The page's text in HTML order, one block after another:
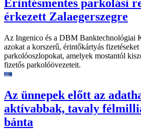
Érintésmentes parkolási
érkezett Zalaegerszegre
Az Ingenico és a DBM Banktechnológiai
azokat a korszerű, érintőkártyás
parkolóoszlopokat, amelyek mostantól
fizetős parkolóövezeteit.
Az ünnepek előtt az
aktívabbak, tavaly
bánta